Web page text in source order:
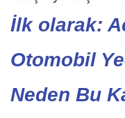
İlk olarak:
Otomobil
Neden Bu